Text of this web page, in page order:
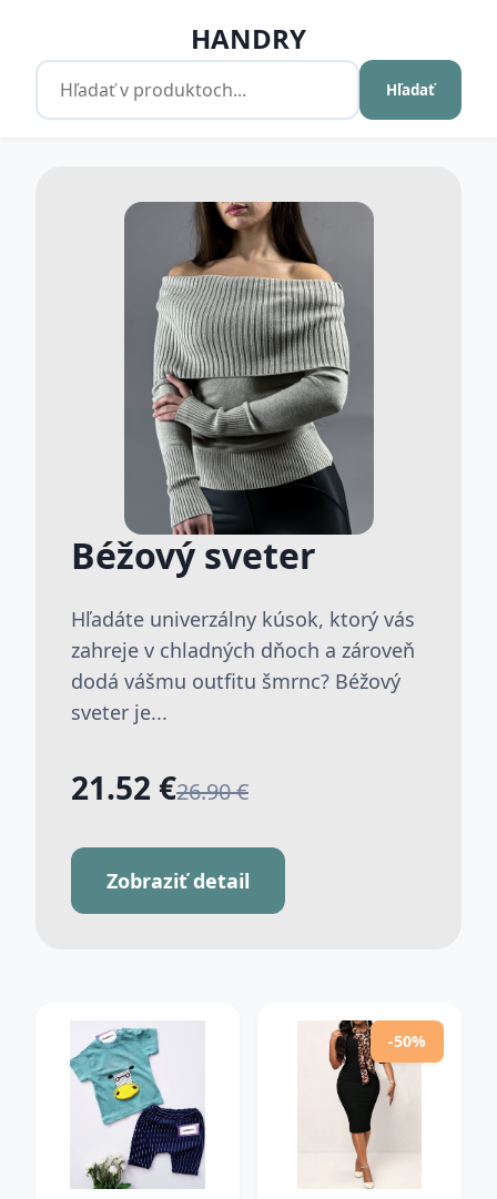
HANDRY
Hľadať
Béžový sveter
Hľadáte univerzálny kúsok, ktorý vás
zahreje v chladných dňoch a zároveň
dodá vášmu outfitu šmrnc? Béžový
sveter je...
21.52 €26.90 €
Zobraziť detail
-50%